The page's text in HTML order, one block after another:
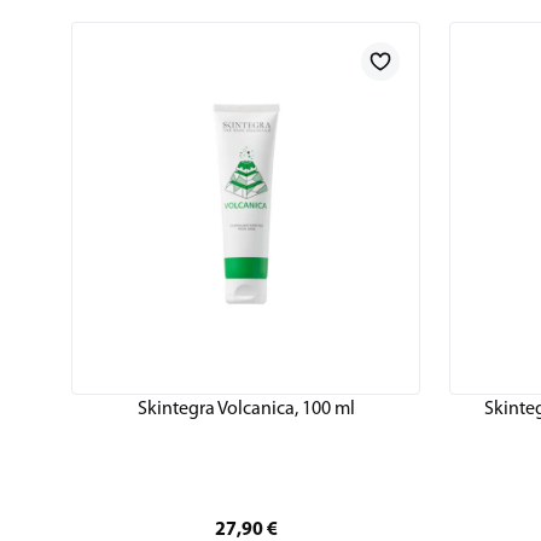
Skintegra Volcanica, 100 ml
27,90 €